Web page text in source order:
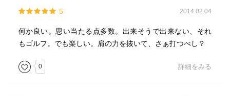
5 2014.02.04
何か良い。思い当たる点多数。出来そうで出来ない、それ
もゴルフ。でも楽しい。肩の力を抜いて、さぁ打つべし？
0 詳細をみる